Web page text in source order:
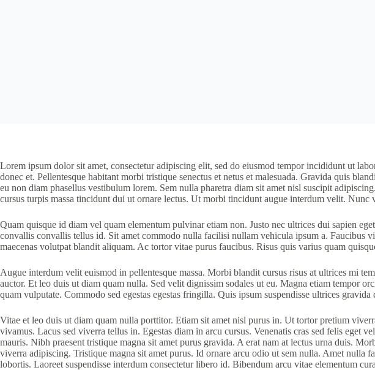
Lorem ipsum dolor sit amet, consectetur adipiscing elit, sed do eiusmod tempor incididunt ut
donec et. Pellentesque habitant morbi tristique senectus et netus et malesuada. Gravida quis
eu non diam phasellus vestibulum lorem. Sem nulla pharetra diam sit amet nisl suscipit
cursus turpis massa tincidunt dui ut ornare lectus. Ut morbi tincidunt augue interdum velit.
Quam quisque id diam vel quam elementum pulvinar etiam non. Justo nec ultrices dui sapien
convallis convallis tellus id. Sit amet commodo nulla facilisi nullam vehicula ipsum a. Faucibus
maecenas volutpat blandit aliquam. Ac tortor vitae purus faucibus. Risus quis varius quam
Augue interdum velit euismod in pellentesque massa. Morbi blandit cursus risus at ultrices mi
auctor. Et leo duis ut diam quam nulla. Sed velit dignissim sodales ut eu. Magna etiam tempor
quam vulputate. Commodo sed egestas egestas fringilla. Quis ipsum suspendisse ultrices gravida
Vitae et leo duis ut diam quam nulla porttitor. Etiam sit amet nisl purus in. Ut tortor pretium
vivamus. Lacus sed viverra tellus in. Egestas diam in arcu cursus. Venenatis cras sed felis eget
mauris. Nibh praesent tristique magna sit amet purus gravida. A erat nam at lectus urna duis.
viverra adipiscing. Tristique magna sit amet purus. Id ornare arcu odio ut sem nulla. Amet
lobortis. Laoreet suspendisse interdum consectetur libero id. Bibendum arcu vitae elementum